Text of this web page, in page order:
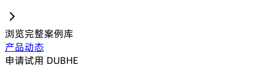
浏览完整案例库
产品动态
申请试用 DUBHE